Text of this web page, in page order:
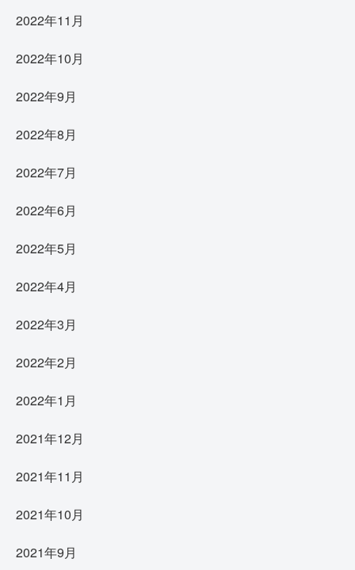
2022年11月
2022年10月
2022年9月
2022年8月
2022年7月
2022年6月
2022年5月
2022年4月
2022年3月
2022年2月
2022年1月
2021年12月
2021年11月
2021年10月
2021年9月